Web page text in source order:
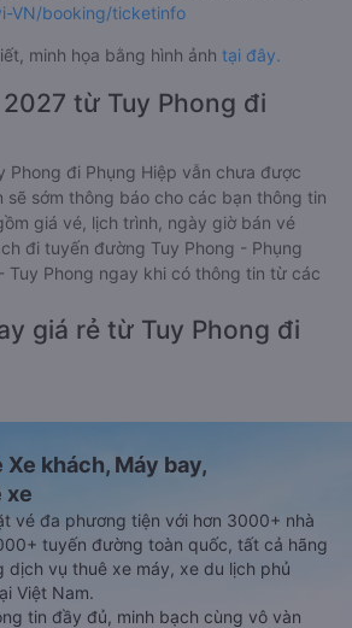
VN/booking/ticketinfo
minh họa bằng hình ảnh tại đây.
từ Tuy Phong đi
Phong đi Phụng Hiệp vẫn chưa được
sẽ sớm thông báo cho các bạn thông tin
giá vé, lịch trình, ngày giờ bán vé
đi tuyến đường Tuy Phong - Phụng
Tuy Phong ngay khi có thông tin từ các
giá rẻ từ Tuy Phong đi
khách, Máy bay,
xe
vé đa phương tiện với hơn 3000+ nhà
tuyến đường toàn quốc, tất cả hãng
dịch vụ thuê xe máy, xe du lịch phủ
Việt Nam.
tin đầy đủ, minh bạch cùng vô vàn